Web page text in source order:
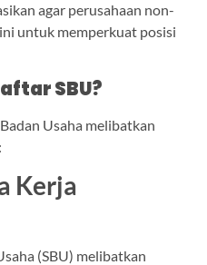
agar perusahaan non-
untuk memperkuat posisi
SBU?
Usaha melibatkan
Kerja
(SBU) melibatkan